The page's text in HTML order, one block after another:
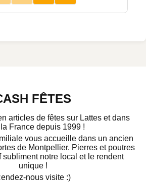
FÊTES
articles de fêtes sur Lattes et dans
France depuis 1999 !
vous accueille dans un ancien
de Montpellier. Pierres et poutres
subliment notre local et le rendent
unique !
nous visite :)